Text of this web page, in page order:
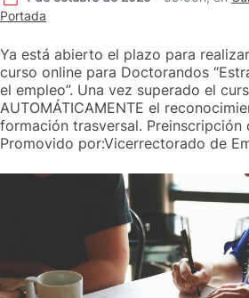
Portada
Ya está abierto el plazo para
curso online para Doctorandos
el empleo”. Una vez superado el
AUTOMÁTICAMENTE el
formación trasversal. Preinscripción
Promovido por:Vicerrectorado de